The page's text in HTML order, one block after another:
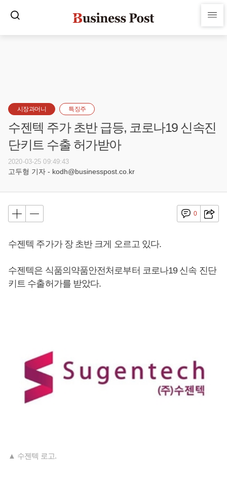
시장과머니 특징주
수젠텍 주가 초반 급등, 코로나19 신속진
단키트 수출 허가받아
2020-03-25 09:49:43
고두형 기자 - kodh@businesspost.co.kr
0
수젠텍 주가가 장 초반 크게 오르고 있다.
수젠텍은 식품의약품안전처로부터 코로나19 신속 진단
키트 수출허가를 받았다.
▲ 수젠텍 로고.